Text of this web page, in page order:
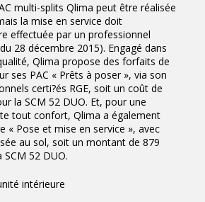
multi-splits Qlima peut être réalisée
la mise en service doit
effectuée par un professionnel
28 décembre 2015). Engagé dans
Qlima propose des forfaits de
ses PAC « Prêts à poser », via son
certi?és RGE, soit un coût de
la SCM 52 DUO. Et, pour une
tout confort, Qlima a également
« Pose et mise en service », avec
au sol, soit un montant de 879
52 DUO.
intérieure